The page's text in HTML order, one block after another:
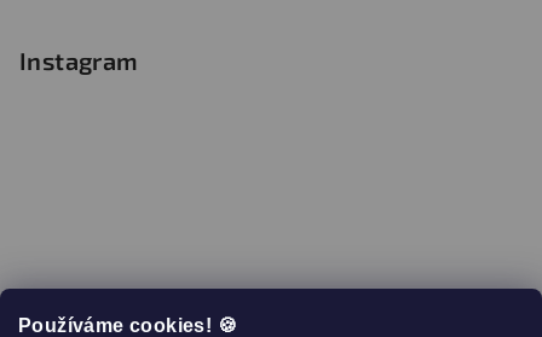
Používáme cookies! 🍪
Instagram